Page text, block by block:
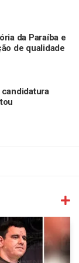
da Paraíba e
de qualidade